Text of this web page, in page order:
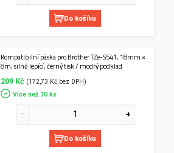
Do košíku
Kompatibilní páska pro Brother TZe-S541, 18mm ×
8m, silně lepící, černý tisk / modrý podklad
209 Kč (172,73 Kč bez DPH)
Více než 10 ks
Do košíku